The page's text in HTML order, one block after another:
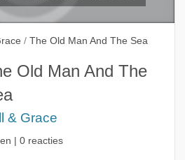
/ The Old Man And The Sea
Old Man And The
& Grace
| 0 reacties